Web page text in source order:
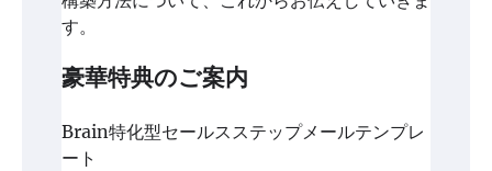
す。
豪華特典のご案内
Brain特化型セールスステップメールテンプレ
ート